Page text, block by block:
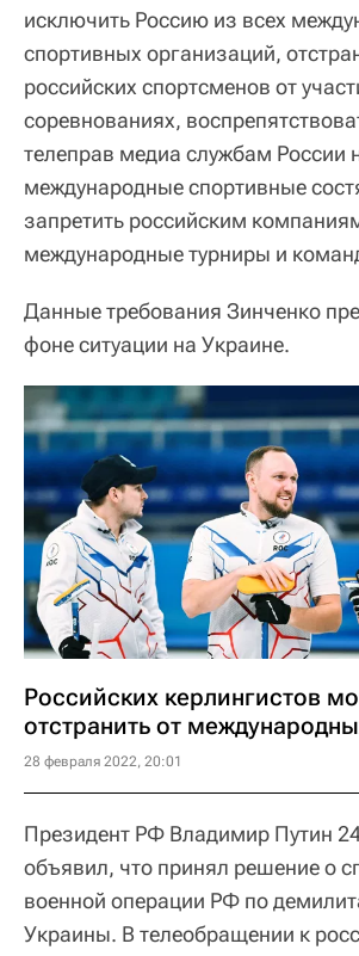
исключить Россию из всех
спортивных организаций,
российских спортсменов от
соревнованиях,
телеправ медиа службам России
международные спортивные
запретить российским
международные турниры и
Данные требования Зинченко
фоне ситуации на Украине.
Российских керлингистов
отстранить от
28 февраля 2022, 20:01
Президент РФ Владимир Путин
объявил, что принял решение о
военной операции РФ по
Украины. В телеобращении к